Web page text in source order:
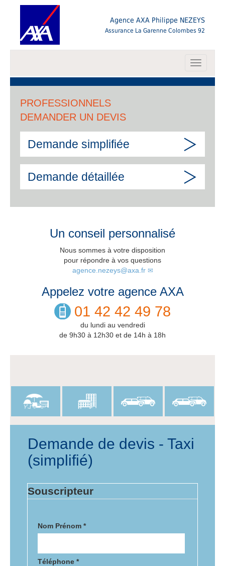
Agence AXA Philippe NEZEYS
Assurance La Garenne Colombes 92
Toggle
PROFESSIONNELS
DEMANDER UN DEVIS
Demande simplifiée
Demande détaillée
Un conseil personnalisé
Nous sommes à votre disposition
pour répondre à vos questions
agence.nezeys@axa.fr
Appelez votre agence AXA
01 42 42 49 78
du lundi au vendredi
de 9h30 à 12h30 et de 14h à 18h
Demande de devis - Taxi
(simplifié)
Souscripteur
Nom Prénom *
Téléphone *